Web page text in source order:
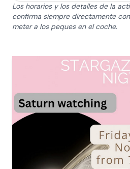
Los horarios y los detalles de la
confirma siempre directamente
meter a los peques en el coche.